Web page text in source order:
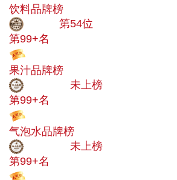
饮料品牌榜
第54位
第99+名
果汁品牌榜
未上榜
第99+名
气泡水品牌榜
未上榜
第99+名